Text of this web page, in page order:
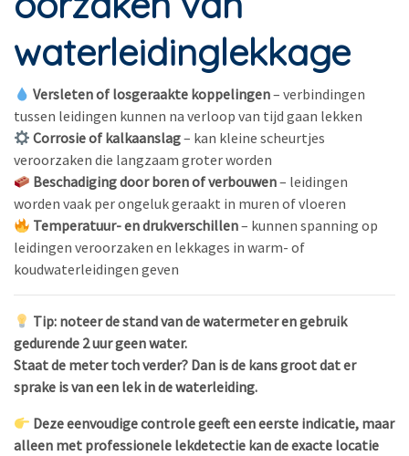
waterleidinglekkage
Versleten of losgeraakte koppelingen– verbindingen
tussen leidingen kunnen na verloop van tijd gaan lekken
Corrosie of kalkaanslag– kan kleine scheurtjes
veroorzaken die langzaam groter worden
Beschadiging door boren of verbouwen– leidingen
worden vaak per ongeluk geraakt in muren of vloeren
Temperatuur- en drukverschillen– kunnen spanning op
leidingen veroorzaken en lekkages in warm- of
koudwaterleidingen geven
Tip: noteer de stand van de watermeter en gebruik
gedurende 2 uur geen water.
Staat de meter toch verder? Dan is de kans groot dat er
sprake is van een lek in de waterleiding.
Deze eenvoudige controle geeft een eerste indicatie, maar
alleen met professionele lekdetectie kan de exacte locatie